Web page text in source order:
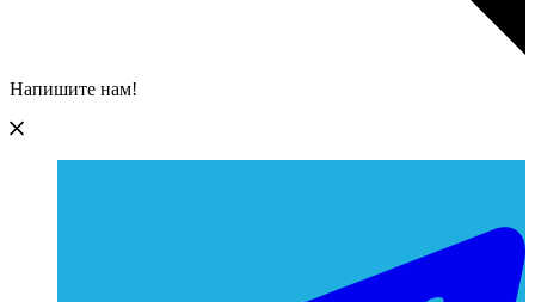
Напишите нам!